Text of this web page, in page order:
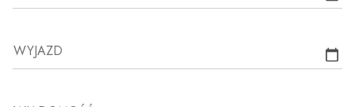
WYJAZD